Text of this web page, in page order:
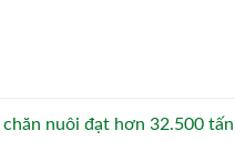
nuôi đạt hơn 32.500 tấn